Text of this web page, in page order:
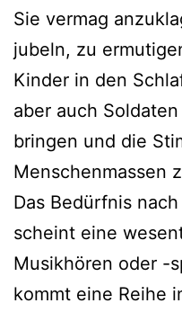
Sie vermag
jubeln, zu
Kinder in den
aber auch
bringen und die
Menschenmassen
Das Bedürfnis
scheint eine
Musikhören oder -
kommt eine Reihe